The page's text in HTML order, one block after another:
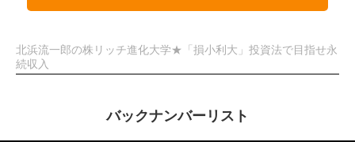
北浜流一郎の株リッチ進化大学★「損小利大」投資法で目指せ永
続収入
バックナンバーリスト